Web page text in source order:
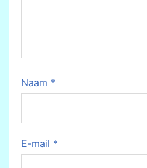
Naam *
E-mail *